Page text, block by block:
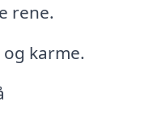
rene.
karme.